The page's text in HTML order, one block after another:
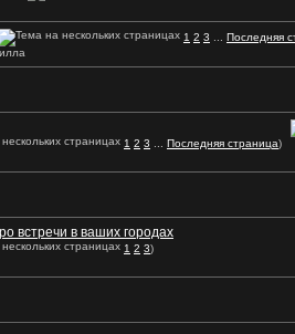
1 2 3
Последняя
1 2 3 Последняя страница)
встречи в ваших городах
1 2 3)